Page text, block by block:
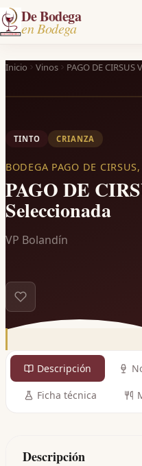
De Bodega
en Bodega
Inicio Vinos PAGO DE
TINTO CRIANZA
BODEGA PAGO DE
PAGO DE
Seleccionada
VP Bolandín
Descripción
Ficha técnica
Descripción